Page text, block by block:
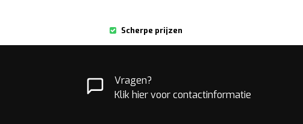
Scherpe prijzen
Vragen?
Klik hier voor contactinformatie